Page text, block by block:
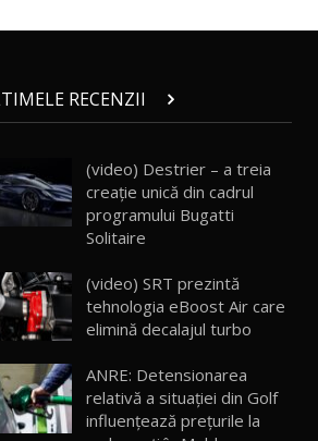
15:08
Mercedes-AMG E 53 HYBRID 4MATIC+ /
Test Drive AutoBlog.MD
Noul Volvo ES90 / Test Drive AutoBlog.MD
27:58
Noul MG HS / Test Drive AutoBlog.MD
16:48
RECENZII
(video) Destrier – a treia
creație unică din cadrul
programului Bugatti
Solitaire
(video) SRT prezintă
tehnologia eBoost Air care
elimină decalajul turbo
ANRE: Detensionarea
relativă a situației din Golf
influențează prețurile la